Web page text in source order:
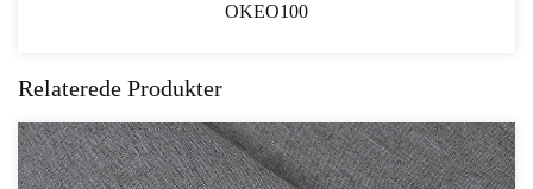
Zhejiang Manufacturing
Relaterede Produkter